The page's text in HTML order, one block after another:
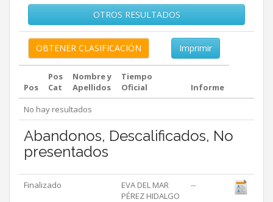
OTROS RESULTADOS
Imprimir
Pos
Pos
Cat
Nombre y
Apellidos
Tiempo
Oficial
Informe
No hay resultados
Abandonos, Descalificados, No
presentados
Finalizado
EVA DEL MAR
PÉREZ HIDALGO
--